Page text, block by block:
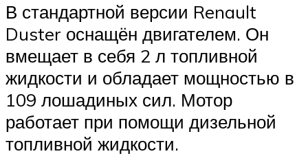
В стандартной версии Renault
Duster оснащён двигателем. Он
вмещает в себя 2 л топливной
жидкости и обладает мощностью в
109 лошадиных сил. Мотор
работает при помощи дизельной
топливной жидкости.